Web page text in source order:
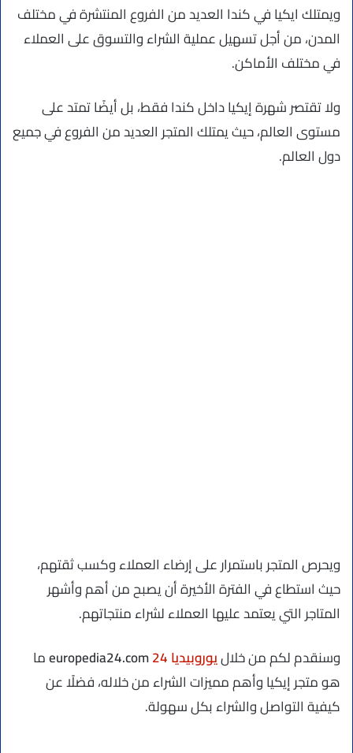
ويمتلك ايكيا في كندا العديد من الفروع المنتشرة في مختلف
المدن، من أجل تسهيل عملية الشراء والتسوق على العملاء
في مختلف الأماكن.
ولا تقتصر شهرة إيكيا داخل كندا فقط، بل أيضًا تمتد على
مستوى العالم، حيث يمتلك المتجر العديد من الفروع في جميع
دول العالم.
ويحرص المتجر باستمرار على إرضاء العملاء وكسب ثقتهم،
حيث استطاع في الفترة الأخيرة أن يصبح من أهم وأشهر
المتاجر التي يعتمد عليها العملاء لشراء منتجاتهم.
وسنقدم لكم من خلاليوروبيديا 24
ما
هو متجر إيكيا وأهم مميزات الشراء من خلاله، فضلًا عن
كيفية التواصل والشراء بكل سهولة.